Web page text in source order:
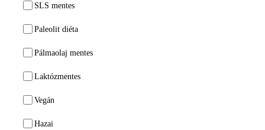
SLS mentes
Paleolit diéta
Pálmaolaj mentes
Laktózmentes
Vegán
Hazai